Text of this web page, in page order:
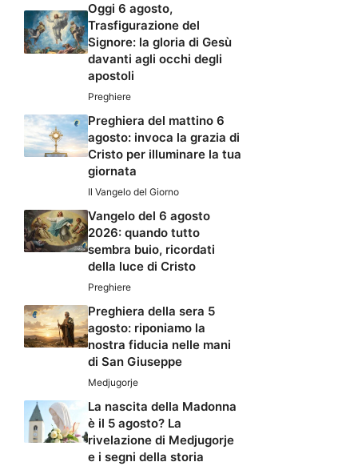
Oggi 6 agosto,
Trasfigurazione del
Signore: la gloria di Gesù
davanti agli occhi degli
apostoli
Preghiere
Preghiera del mattino 6
agosto: invoca la grazia di
Cristo per illuminare la tua
giornata
Il Vangelo del Giorno
Vangelo del 6 agosto
2026: quando tutto
sembra buio, ricordati
della luce di Cristo
Preghiere
Preghiera della sera 5
agosto: riponiamo la
nostra fiducia nelle mani
di San Giuseppe
Medjugorje
La nascita della Madonna
è il 5 agosto? La
rivelazione di Medjugorje
e i segni della storia